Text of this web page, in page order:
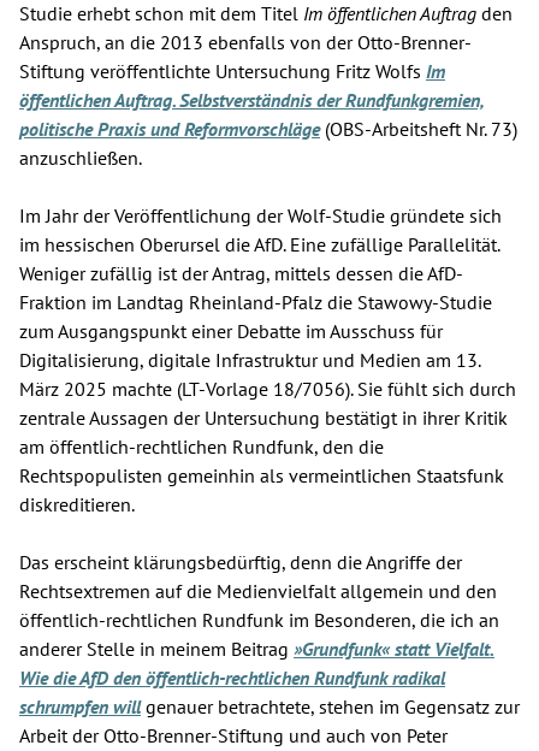
Studie erhebt schon mit dem Titel Im öffentlichen Auftrag den
Anspruch, an die 2013 ebenfalls von der Otto-Brenner-
Stiftung veröffentlichte Untersuchung Fritz Wolfs Im
öffentlichen Auftrag. Selbstverständnis der Rundfunkgremien,
politische Praxis und Reformvorschläge(OBS-Arbeitsheft Nr. 73)
anzuschließen.
Im Jahr der Veröffentlichung der Wolf-Studie gründete sich
im hessischen Oberursel die AfD. Eine zufällige Parallelität.
Weniger zufällig ist der Antrag, mittels dessen die AfD-
Fraktion im Landtag Rheinland-Pfalz die Stawowy-Studie
zum Ausgangspunkt einer Debatte im Ausschuss für
Digitalisierung, digitale Infrastruktur und Medien am 13.
März 2025 machte (LT-Vorlage 18/7056). Sie fühlt sich durch
zentrale Aussagen der Untersuchung bestätigt in ihrer Kritik
am öffentlich-rechtlichen Rundfunk, den die
Rechtspopulisten gemeinhin als vermeintlichen Staatsfunk
diskreditieren.
Das erscheint klärungsbedürftig, denn die Angriffe der
Rechtsextremen auf die Medienvielfalt allgemein und den
öffentlich-rechtlichen Rundfunk im Besonderen, die ich an
anderer Stelle in meinem Beitrag »Grundfunk« statt Vielfalt.
Wie die AfD den öffentlich-rechtlichen Rundfunk radikal
schrumpfen willgenauer betrachtete, stehen im Gegensatz zur
Arbeit der Otto-Brenner-Stiftung und auch von Peter